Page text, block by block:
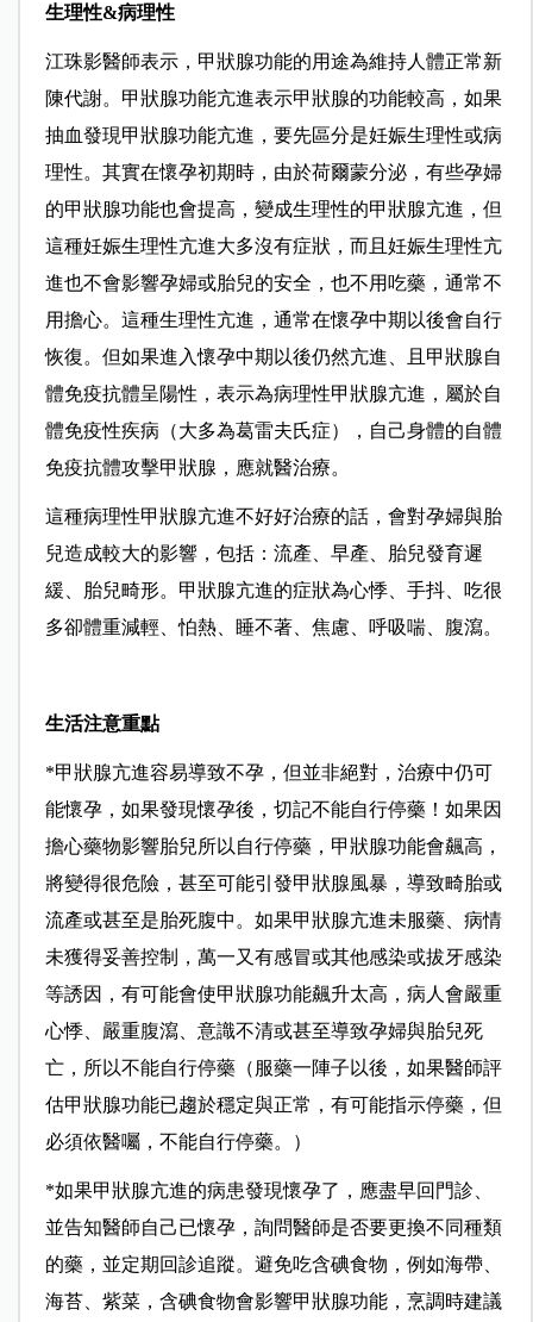
生理性&病理性
江珠影醫師表示，甲狀腺功能的用途為維持人體正常新
陳代謝。甲狀腺功能亢進表示甲狀腺的功能較高，如果
抽血發現甲狀腺功能亢進，要先區分是妊娠生理性或病
理性。其實在懷孕初期時，由於荷爾蒙分泌，有些孕婦
的甲狀腺功能也會提高，變成生理性的甲狀腺亢進，但
這種妊娠生理性亢進大多沒有症狀，而且妊娠生理性亢
進也不會影響孕婦或胎兒的安全，也不用吃藥，通常不
用擔心。這種生理性亢進，通常在懷孕中期以後會自行
恢復。但如果進入懷孕中期以後仍然亢進、且甲狀腺自
體免疫抗體呈陽性，表示為病理性甲狀腺亢進，屬於自
體免疫性疾病（大多為葛雷夫氏症），自己身體的自體
免疫抗體攻擊甲狀腺，應就醫治療。
這種病理性甲狀腺亢進不好好治療的話，會對孕婦與胎
兒造成較大的影響，包括：流產、早產、胎兒發育遲
緩、胎兒畸形。甲狀腺亢進的症狀為心悸、手抖、吃很
多卻體重減輕、怕熱、睡不著、焦慮、呼吸喘、腹瀉。
生活注意重點
*甲狀腺亢進容易導致不孕，但並非絕對，治療中仍可
能懷孕，如果發現懷孕後，切記不能自行停藥！如果因
擔心藥物影響胎兒所以自行停藥，甲狀腺功能會飆高，
將變得很危險，甚至可能引發甲狀腺風暴，導致畸胎或
流產或甚至是胎死腹中。如果甲狀腺亢進未服藥、病情
未獲得妥善控制，萬一又有感冒或其他感染或拔牙感染
等誘因，有可能會使甲狀腺功能飆升太高，病人會嚴重
心悸、嚴重腹瀉、意識不清或甚至導致孕婦與胎兒死
亡，所以不能自行停藥（服藥一陣子以後，如果醫師評
估甲狀腺功能已趨於穩定與正常，有可能指示停藥，但
必須依醫囑，不能自行停藥。）
*如果甲狀腺亢進的病患發現懷孕了，應盡早回門診、
並告知醫師自己已懷孕，詢問醫師是否要更換不同種類
的藥，並定期回診追蹤。避免吃含碘食物，例如海帶、
海苔、紫菜，含碘食物會影響甲狀腺功能，烹調時建議